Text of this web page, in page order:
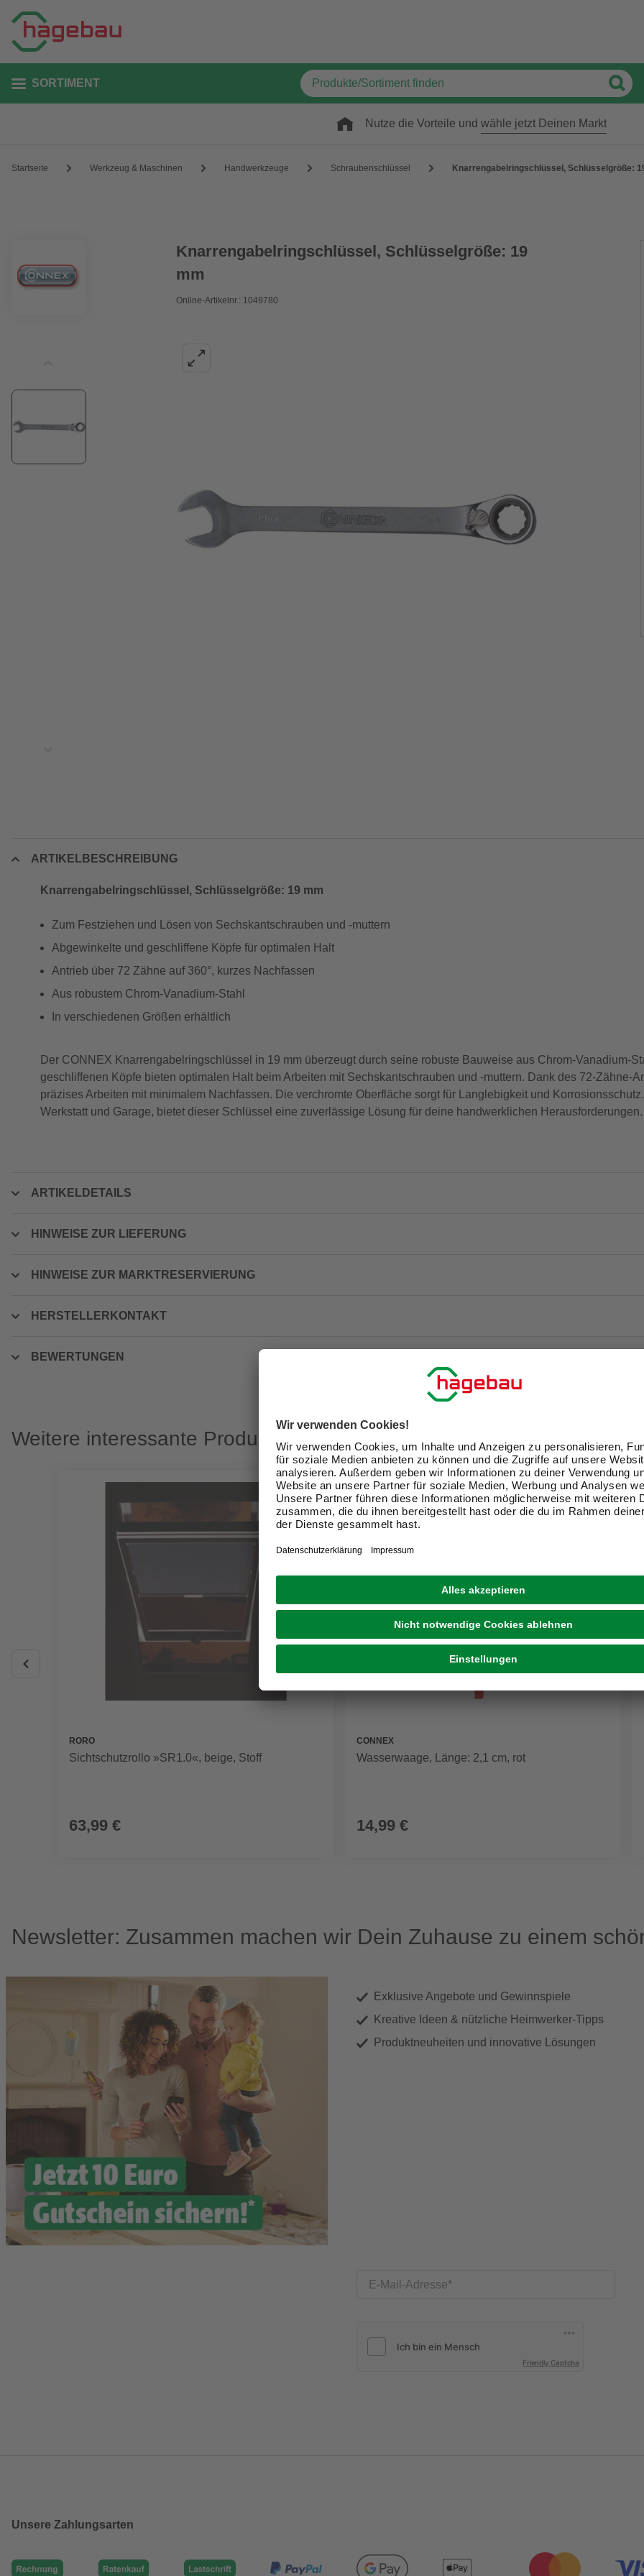
SORTIMENT
Nutze die Vorteile und wähle jetzt Deinen Markt
Startseite Werkzeug & Maschinen Handwerkzeuge Schraubenschlüssel Knarrengabelringschlüssel, Schlüsselgröße:
Knarrengabelringschlüssel, Schlüsselgröße: 19
mm
Online-Artikelnr.: 1049780
ARTIKELBESCHREIBUNG
Knarrengabelringschlüssel, Schlüsselgröße: 19 mm
Zum Festziehen und Lösen von Sechskantschrauben und -muttern
Abgewinkelte und geschliffene Köpfe für optimalen Halt
Antrieb über 72 Zähne auf 360°, kurzes Nachfassen
Aus robustem Chrom-Vanadium-Stahl
In verschiedenen Größen erhältlich
Der CONNEX Knarrengabelringschlüssel in 19 mm überzeugt durch seine robuste Bauweise aus Chrom-Vanadium-
geschliffenen Köpfe bieten optimalen Halt beim Arbeiten mit Sechskantschrauben und -muttern. Dank des 72-Zähne-
präzises Arbeiten mit minimalem Nachfassen. Die verchromte Oberfläche sorgt für Langlebigkeit und
Werkstatt und Garage, bietet dieser Schlüssel eine zuverlässige Lösung für deine handwerklichen Herausforderungen.
ARTIKELDETAILS
HINWEISE ZUR LIEFERUNG
HINWEISE ZUR MARKTRESERVIERUNG
HERSTELLERKONTAKT
BEWERTUNGEN
Weitere interessante Produkte
RORO
Sichtschutzrollo »SR1.0«, beige, Stoff
63,99 €
CONNEX
Wasserwaage, Länge: 2,1 cm, rot
14,99 €
Newsletter: Zusammen machen wir Dein Zuhause zu einem
Exklusive Angebote und Gewinnspiele
Kreative Ideen & nützliche Heimwerker-Tipps
Produktneuheiten und innovative Lösungen
E-Mail-Adresse
Friendly Captcha
Unsere Zahlungsarten